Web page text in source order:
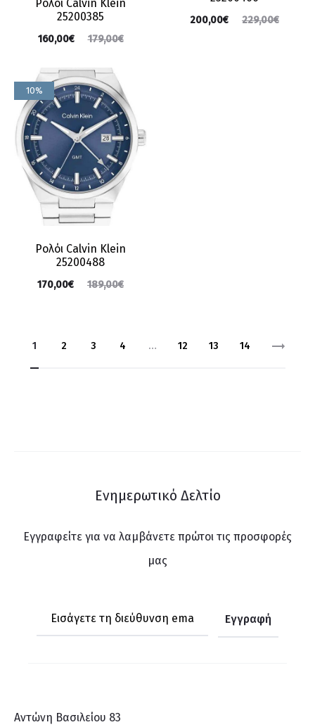
Ρολόι Calvin Klein
25200385
179,00€
160,00€
229,00€
200,00€
10%
Ρολόι Calvin Klein
25200488
189,00€
170,00€
1 2 3 4 … 12 13
14
Ενημερωτικό Δελτίο
Εγγραφείτε για να λαμβάνετε πρώτοι τις προσφορές
μας
Αντώνη Βασιλείου 83